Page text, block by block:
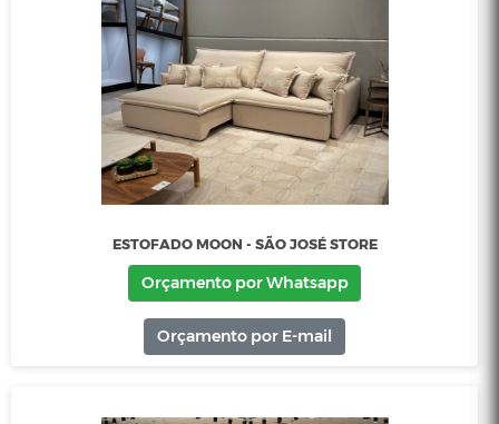
ESTOFADO JEROME - SÃO JOSÉ STORE